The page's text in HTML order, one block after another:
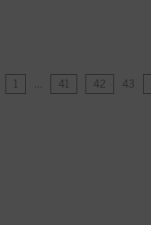
1 … 41 42 43